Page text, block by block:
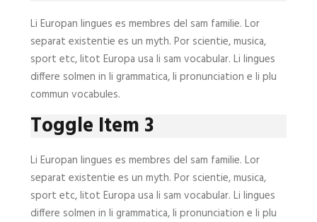
Li Europan lingues es membres del sam familie. Lor
separat existentie es un myth. Por scientie, musica,
sport etc, litot Europa usa li sam vocabular. Li lingues
differe solmen in li grammatica, li pronunciation e li plu
commun vocabules.
Toggle Item 3
Li Europan lingues es membres del sam familie. Lor
separat existentie es un myth. Por scientie, musica,
sport etc, litot Europa usa li sam vocabular. Li lingues
differe solmen in li grammatica, li pronunciation e li plu